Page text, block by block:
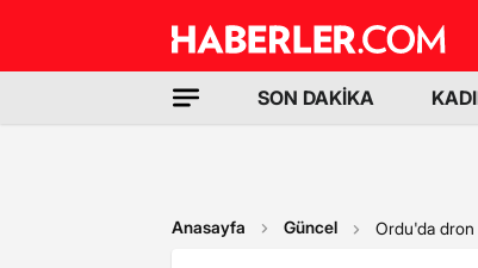
SON DAKİKA
Anasayfa Güncel Ordu'da dron